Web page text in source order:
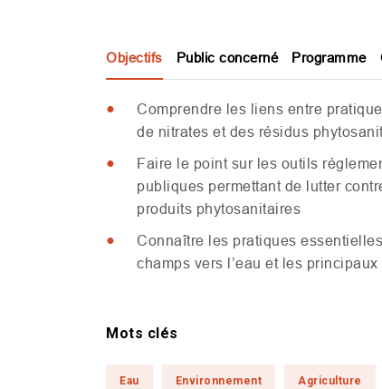
Objectifs Public concerné Programme
Comprendre les liens entre
de nitrates et des résidus
Faire le point sur les outils
publiques permettant de lutter
produits phytosanitaires
Connaître les pratiques
champs vers l’eau et les
Mots clés
Eau Environnement Agriculture